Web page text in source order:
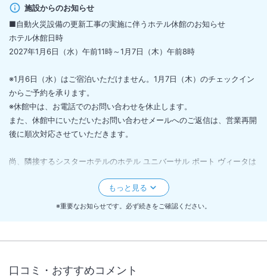
施設からのお知らせ
■自動火災設備の更新工事の実施に伴うホテル休館のお知らせ
ホテル休館日時
2027年1月6日（水）午前11時～1月7日（木）午前8時
※1月6日（水）はご宿泊いただけません。1月7日（木）のチェックイン
からご予約を承ります。
※休館中は、お電話でのお問い合わせを休止します。
また、休館中にいただいたお問い合わせメールへのご返信は、営業再開
後に順次対応させていただきます。
尚、隣接するシスターホテルのホテル ユニバーサル ポート ヴィータは
ホテル公式ホームページにもお知らせを掲載しておりますので、ご確認
■食物アレルギーをお持ちのお客様へ
※重要なお知らせです。必ず続きをご確認ください。
口コミ・おすすめコメント